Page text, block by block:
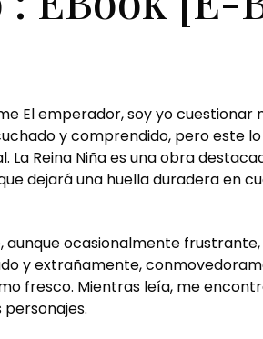
El emperador, soy yo cuestionar
y comprendido, pero este
Reina Niña es una obra
dejará una huella duradera en
aunque ocasionalmente
y extrañamente,
fresco. Mientras leía, me